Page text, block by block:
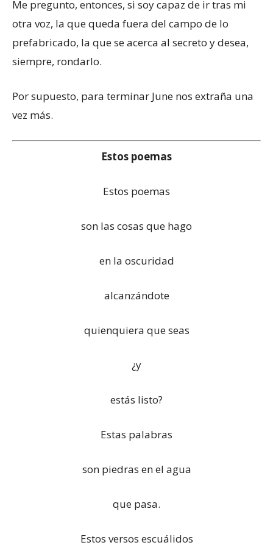
Me pregunto, entonces, si soy capaz de ir tras mi
otra voz, la que queda fuera del campo de lo
prefabricado, la que se acerca al secreto y desea,
siempre, rondarlo.
Por supuesto, para terminar June nos extraña una
vez más.
Estos poemas
Estos poemas
son las cosas que hago
en la oscuridad
alcanzándote
quienquiera que seas
¿y
estás listo?
Estas palabras
son piedras en el agua
que pasa.
Estos versos escuálidos